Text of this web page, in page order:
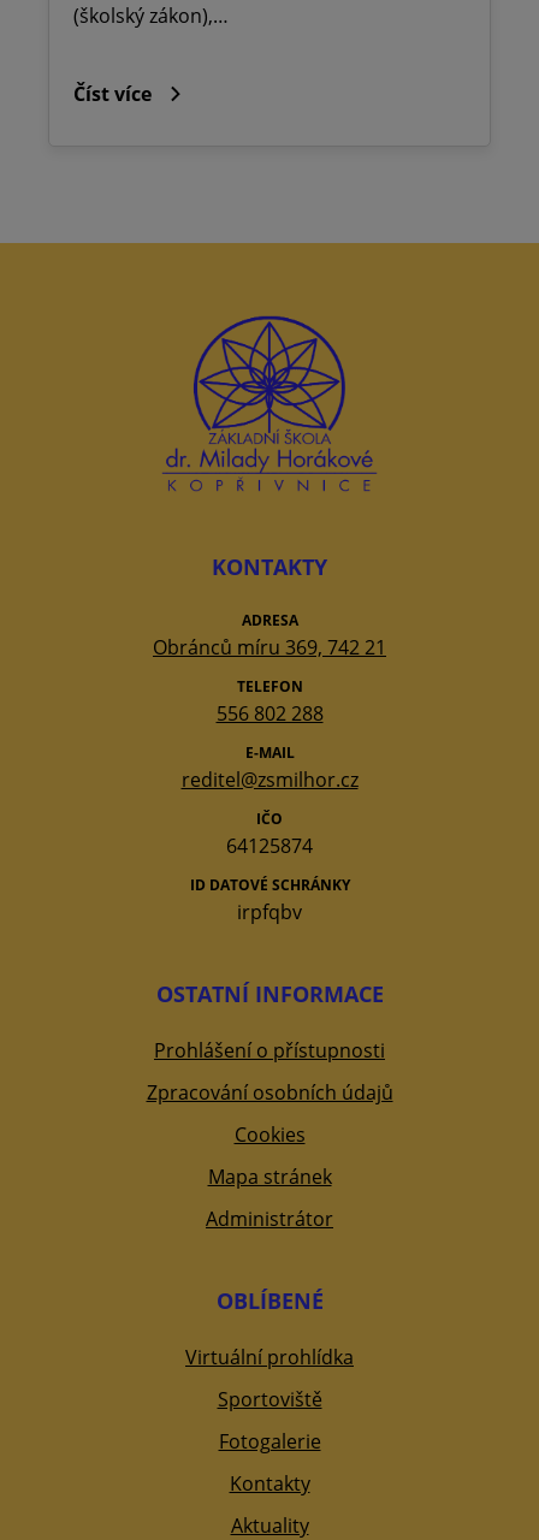
(školský zákon),…
Číst více
KONTAKTY
ADRESA
Obránců míru 369, 742 21
TELEFON
556 802 288
E-MAIL
reditel@zsmilhor.cz
IČO
64125874
ID DATOVÉ SCHRÁNKY
irpfqbv
OSTATNÍ INFORMACE
Prohlášení o přístupnosti
Zpracování osobních údajů
Cookies
Mapa stránek
Administrátor
OBLÍBENÉ
Virtuální prohlídka
Sportoviště
Fotogalerie
Kontakty
Aktuality